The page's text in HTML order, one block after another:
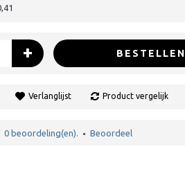
+ BESTELLEN
Verlanglijst Product vergelijk
0 beoordeling(en). • Beoordeel